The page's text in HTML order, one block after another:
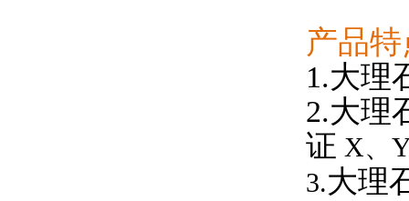
产品
1.大理
2.大理
证 X、
3.大理